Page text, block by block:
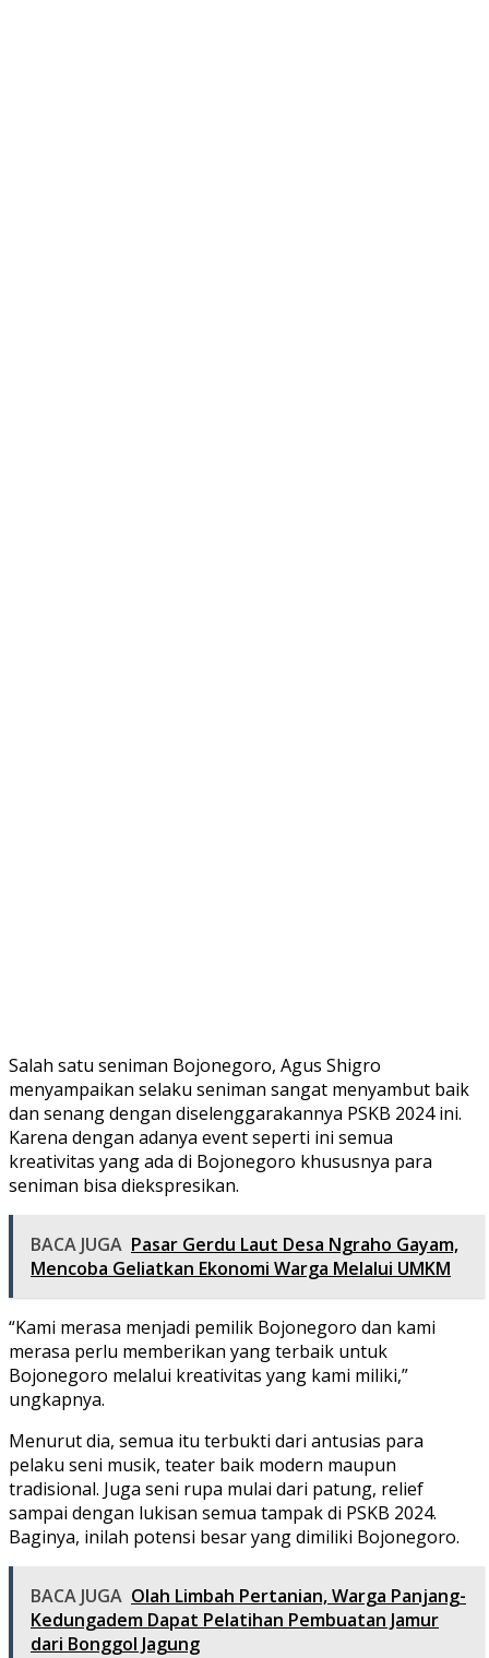
Salah satu seniman Bojonegoro, Agus Shigro
menyampaikan selaku seniman sangat menyambut baik
dan senang dengan diselenggarakannya PSKB 2024 ini.
Karena dengan adanya event seperti ini semua
kreativitas yang ada di Bojonegoro khususnya para
seniman bisa diekspresikan.
BACA JUGA Pasar Gerdu Laut Desa Ngraho Gayam,
Mencoba Geliatkan Ekonomi Warga Melalui UMKM
“Kami merasa menjadi pemilik Bojonegoro dan kami
merasa perlu memberikan yang terbaik untuk
Bojonegoro melalui kreativitas yang kami miliki,”
ungkapnya.
Menurut dia, semua itu terbukti dari antusias para
pelaku seni musik, teater baik modern maupun
tradisional. Juga seni rupa mulai dari patung, relief
sampai dengan lukisan semua tampak di PSKB 2024.
Baginya, inilah potensi besar yang dimiliki Bojonegoro.
BACA JUGA Olah Limbah Pertanian, Warga Panjang-
Kedungadem Dapat Pelatihan Pembuatan Jamur
dari Bonggol Jagung